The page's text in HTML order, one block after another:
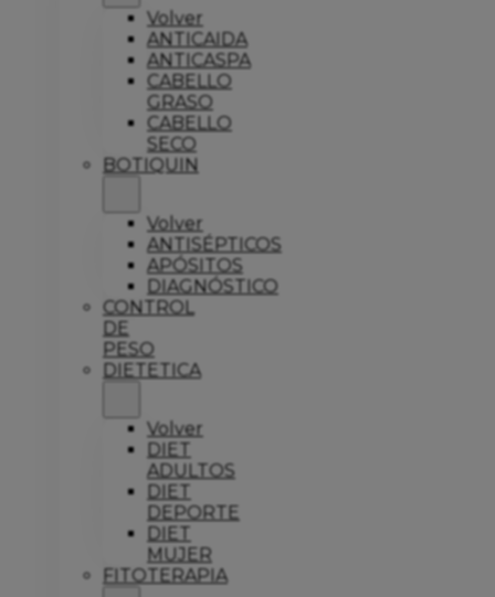
Volver
ANTICAIDA
ANTICASPA
CABELLO
GRASO
CABELLO
SECO
BOTIQUIN
Volver
ANTISÉPTICOS
APÓSITOS
DIAGNÓSTICO
CONTROL
DE
PESO
DIETETICA
Volver
DIET
ADULTOS
DIET
DEPORTE
DIET
MUJER
FITOTERAPIA